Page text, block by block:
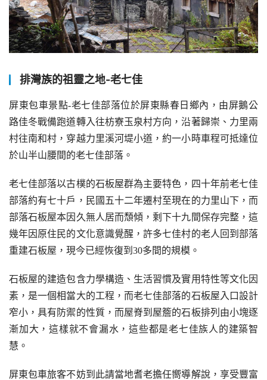
排灣族的祖靈之地-老七佳
屏東包車景點-老七佳部落位於屏東縣春日鄉內，由屏鵝公
路佳冬戰備跑道轉入往枋寮玉泉村方向，沿著歸崇、力里兩
村往南和村，穿越力里溪河堤小道，約一小時車程可抵達位
於山半山腰間的老七佳部落。
老七佳部落以古樸的石板屋群為主要特色，四十年前老七佳
部落約有七十戶，民國五十二年遷村至現在的力里山下，而
部落石板屋本因久無人居而頹傾，剩下十九間保存完整，這
幾年因原住民的文化意識覺醒，許多七佳村的老人回到部落
重建石板屋，現今已經恢復到30多間的規模。
石板屋的建造包含力學構造、生活習慣及實用特性等文化因
素，是一個相當大的工程，而老七佳部落的石板屋入口設計
窄小，具有防禦的性質，而屋脊到屋簷的石板排列由小塊逐
漸加大，這樣就不會漏水，這些都是老七佳族人的建築智
慧。
屏東包車旅客不妨到此請當地耆老擔任嚮導解說，享受豐富